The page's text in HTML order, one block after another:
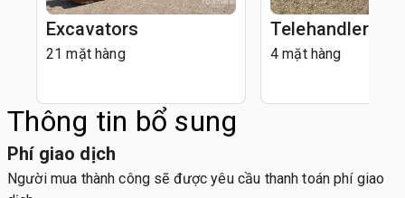
Excavators
21 mặt hàng
Telehandlers
4 mặt hàng
Thông tin bổ sung
Phí giao dịch
Người mua thành công sẽ được yêu cầu thanh toán phí giao